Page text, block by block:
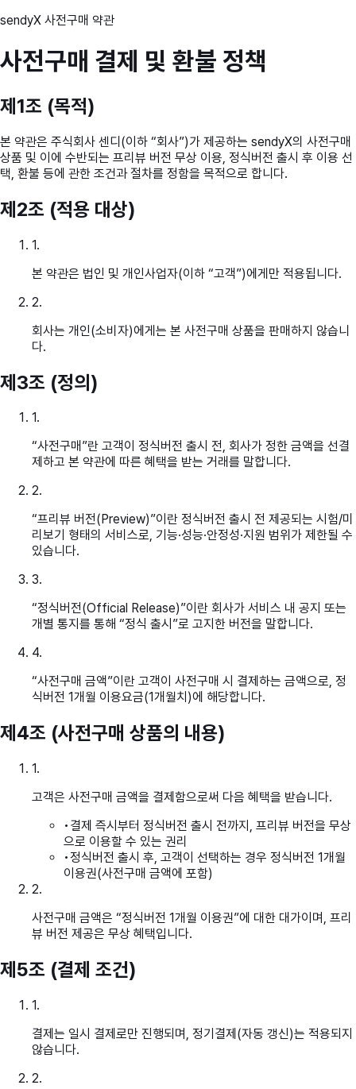
sendyX 사전구매 약관
사전구매 결제 및 환불 정책
제1조 (목적)
본 약관은 주식회사 센디(이하 “회사”)가 제공하는 sendyX의 사전구매
상품 및 이에 수반되는 프리뷰 버전 무상 이용, 정식버전 출시 후 이용 선
택, 환불 등에 관한 조건과 절차를 정함을 목적으로 합니다.
제2조 (적용 대상)
1.
본 약관은 법인 및 개인사업자(이하 “고객”)에게만 적용됩니다.
2.
회사는 개인(소비자)에게는 본 사전구매 상품을 판매하지 않습니
다.
제3조 (정의)
1.
“사전구매”란 고객이 정식버전 출시 전, 회사가 정한 금액을 선결
제하고 본 약관에 따른 혜택을 받는 거래를 말합니다.
2.
“프리뷰 버전(Preview)”이란 정식버전 출시 전 제공되는 시험/미
리보기 형태의 서비스로, 기능·성능·안정성·지원 범위가 제한될 수
있습니다.
3.
“정식버전(Official Release)”이란 회사가 서비스 내 공지 또는
개별 통지를 통해 “정식 출시”로 고지한 버전을 말합니다.
4.
“사전구매 금액”이란 고객이 사전구매 시 결제하는 금액으로, 정
식버전 1개월 이용요금(1개월치)에 해당합니다.
제4조 (사전구매 상품의 내용)
1.
고객은 사전구매 금액을 결제함으로써 다음 혜택을 받습니다.
• 결제 즉시부터 정식버전 출시 전까지, 프리뷰 버전을 무상
으로 이용할 수 있는 권리
•정식버전 출시 후, 고객이 선택하는 경우 정식버전 1개월
이용권(사전구매 금액에 포함)
2.
사전구매 금액은 “정식버전 1개월 이용권”에 대한 대가이며, 프리
뷰 버전 제공은 무상 혜택입니다.
제5조 (결제 조건)
1.
결제는 일시 결제로만 진행되며, 정기결제(자동 갱신)는 적용되지
않습니다.
2.